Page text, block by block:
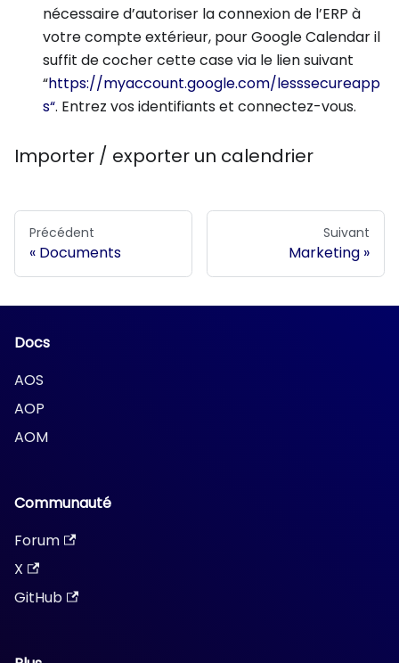
nécessaire d’autoriser la connexion de l’ERP à
votre compte extérieur, pour Google Calendar il
suffit de cocher cette case via le lien suivant
“https://myaccount.google.com/lesssecureapp
s“. Entrez vos identifiants et connectez-vous.
Importer / exporter un calendrier
Précédent
Documents
Suivant
Marketing
Docs
AOS
AOP
AOM
Communauté
Forum
X
GitHub